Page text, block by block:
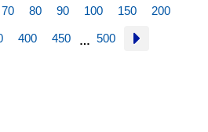
70 80 90 100 150 200
400 450 … 500